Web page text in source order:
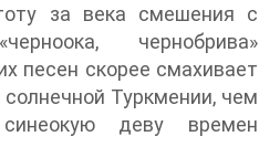
за века смешения с
чернобрива»
песен скорее смахивает
Туркмении, чем
деву времен